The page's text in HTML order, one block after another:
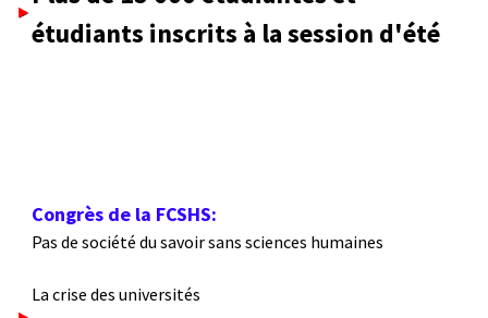
étudiants inscrits à la session d'été
Congrès de la FCSHS:
Pas de société du savoir sans sciences humaines
La crise des universités